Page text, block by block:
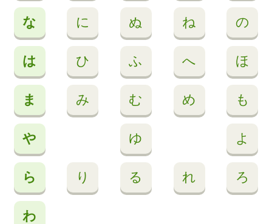
な に ぬ ね の
は ひ ふ へ ほ
ま み む め も
や ゆ よ
ら り る れ ろ
わ